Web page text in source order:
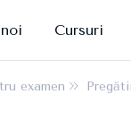
Cursuri
examen